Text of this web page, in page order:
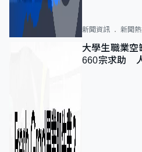
新聞資訊 新聞
大學生職業
660宗求助